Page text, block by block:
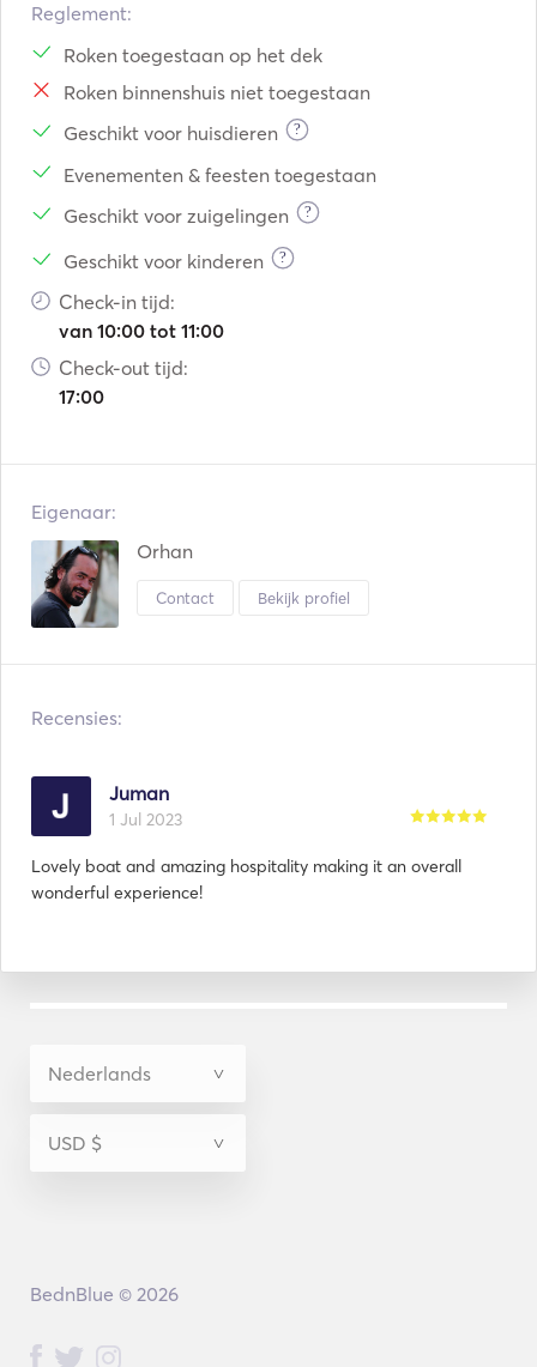
Reglement:
Roken toegestaan op het dek
Roken binnenshuis niet toegestaan
Geschikt voor huisdieren
?
Evenementen & feesten toegestaan
Geschikt voor zuigelingen
?
Geschikt voor kinderen ?
Check-in tijd:
van 10:00 tot 11:00
Check-out tijd:
17:00
Eigenaar:
Orhan
Contact Bekijk profiel
Recensies:
Juman
1 Jul 2023
Lovely boat and amazing hospitality making it an overall
wonderful experience!
BednBlue © 2026